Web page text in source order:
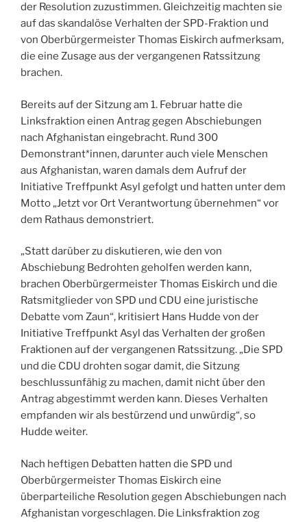
der Resolution zuzustimmen. Gleichzeitig machten sie
auf das skandalöse Verhalten der SPD-Fraktion und
von Oberbürgermeister Thomas Eiskirch aufmerksam,
die eine Zusage aus der vergangenen Ratssitzung
brachen.
Bereits auf der Sitzung am 1. Februar hatte die
Linksfraktion einen Antrag gegen Abschiebungen
nach Afghanistan eingebracht. Rund 300
Demonstrant*innen, darunter auch viele Menschen
aus Afghanistan, waren damals dem Aufruf der
Initiative Treffpunkt Asyl gefolgt und hatten unter dem
Motto „Jetzt vor Ort Verantwortung übernehmen“ vor
dem Rathaus demonstriert.
„Statt darüber zu diskutieren, wie den von
Abschiebung Bedrohten geholfen werden kann,
brachen Oberbürgermeister Thomas Eiskirch und die
Ratsmitglieder von SPD und CDU eine juristische
Debatte vom Zaun“, kritisiert Hans Hudde von der
Initiative Treffpunkt Asyl das Verhalten der großen
Fraktionen auf der vergangenen Ratssitzung. „Die SPD
und die CDU drohten sogar damit, die Sitzung
beschlussunfähig zu machen, damit nicht über den
Antrag abgestimmt werden kann. Dieses Verhalten
empfanden wir als bestürzend und unwürdig“, so
Hudde weiter.
Nach heftigen Debatten hatten die SPD und
Oberbürgermeister Thomas Eiskirch eine
überparteiliche Resolution gegen Abschiebungen nach
Afghanistan vorgeschlagen. Die Linksfraktion zog